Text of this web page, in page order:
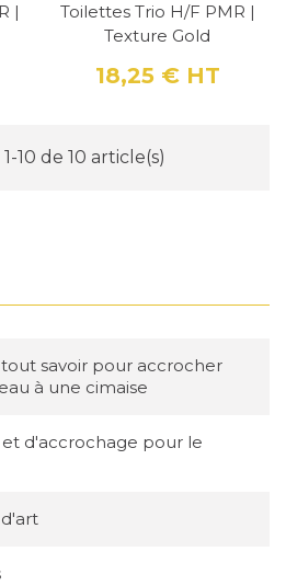
savoir pour accrocher
à une cimaise
d'accrochage pour le
pour une visibilité
grâce à une
également une
prolongée à la
de l'aluminium
est reconnu pour sa
surfaces. Sa rigidité
|
Toilettes Trio H/F PMR |
Texture Gold
Prix
18,25 € HT
10 de 10 article(s)